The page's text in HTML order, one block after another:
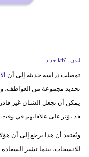
لندن ـ كاتيا حداد
توصلت دراسة حديثة إلى أن
تحديد مجموعة من العواطف،
يمكن أن تجعل الشبان غير
قد يؤثر على علاقاتهم في وقت
ويُعتقد أن هذا يرجع إلى أن
للانسحاب، بينما تشير